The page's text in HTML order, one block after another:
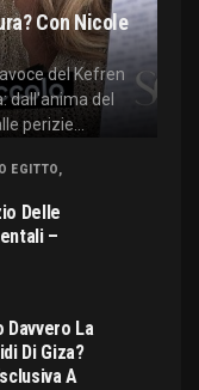
Con Nicole
del Kefren
dall'anima del
perizie...
EGITTO,
Delle
–
Davvero La
Di Giza?
A